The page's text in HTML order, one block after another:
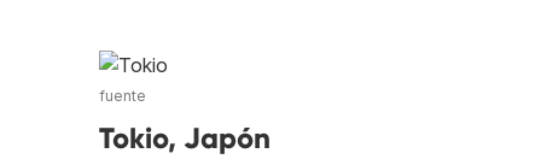
fuente
Tokio, Japón